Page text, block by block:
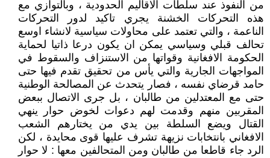
من النفوذ عند سلطات الاقاليم الحدودية ، وبالتوازي مع
هذه التحركات الخشنة يجري تاكيد لدور التحركات
الناعمة ، والتي تعتمد على محاولات سياسية لانشاء اوسع
تحالف قبلي وسياسي يمكن ان يكون درعا ذاتيا لحماية
الحكومة الافغانية وقواتها من الاستنزاف والسقوط في
المواجهات الجارية والتي يأس من تحقيق تقدم فيها حتى
حامد قرضاي نفسه ، فصار يتحدث عن المصالحة الوطنية
حتى مع المعتدلين من طالبان ، بل جرى الاتصال ببعض
المقربين منهم وقدمت لهم دعوات لخوض حوار ينهي
القتال ويضع السلطة بين يدي من يختارهم الشعب
الافغاني بانتخابات نزيهة تشرف عليها قوى محايدة ، لكن
الرد جاء قاطعا من طالبان ومن المتحالفين معها : لا حوار